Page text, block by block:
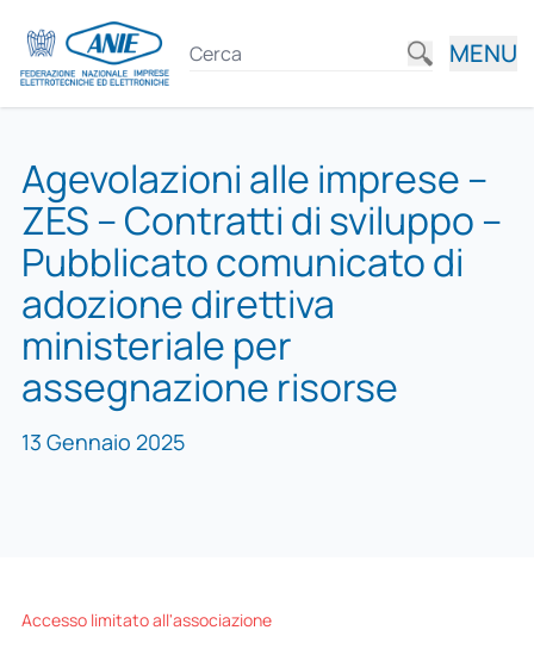
MENU
Agevolazioni alle imprese –
ZES – Contratti di sviluppo –
Pubblicato comunicato di
adozione direttiva
ministeriale per
assegnazione risorse
13 Gennaio 2025
Accesso limitato all'associazione